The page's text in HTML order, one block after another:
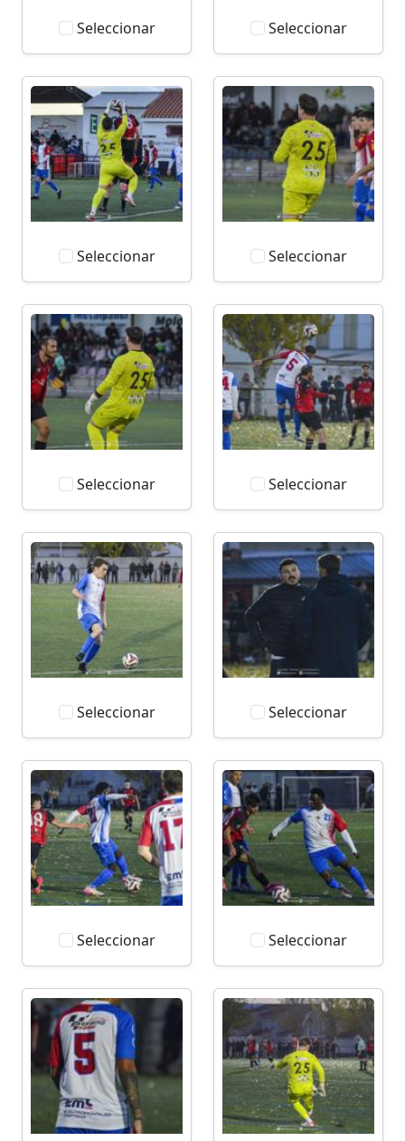
Seleccionar Seleccionar
Seleccionar Seleccionar
Seleccionar Seleccionar
Seleccionar Seleccionar
Seleccionar Seleccionar